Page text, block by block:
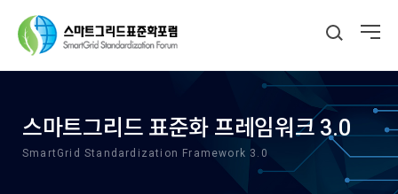
스마트그리드 표준화 프레임워크 3.0
SmartGrid Standardization Framework 3.0